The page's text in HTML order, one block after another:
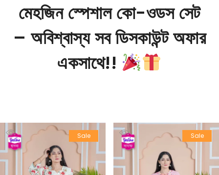
মেহজিন স্পেশাল কো-ওডস সেট
– অবিশ্বাস্য সব ডিসকাউন্ট অফার
একসাথে!!
Sale Sale